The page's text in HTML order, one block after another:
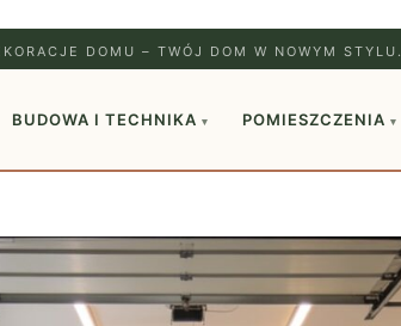
DOMU – TWÓJ DOM W NOWYM STYLU.
BUDOWA I TECHNIKA ▾ POMIESZCZENIA ▾